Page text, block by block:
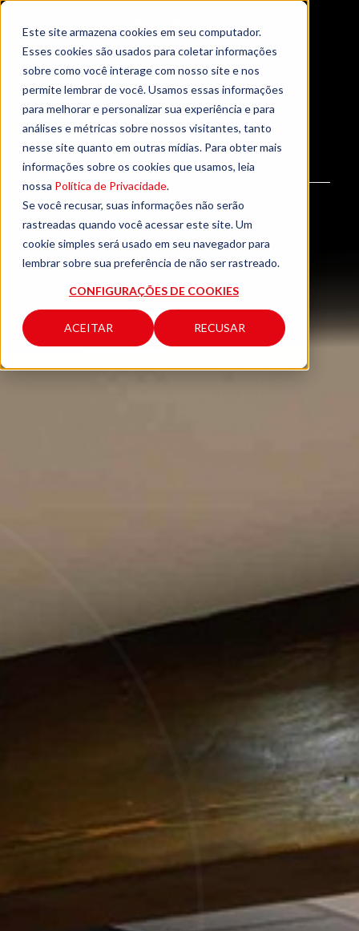
Este site armazena cookies em seu computador.
Esses cookies são usados para coletar informações
sobre como você interage com nosso site e nos
permite lembrar de você. Usamos essas informações
para melhorar e personalizar sua experiência e para
análises e métricas sobre nossos visitantes, tanto
nesse site quanto em outras mídias. Para obter mais
informações sobre os cookies que usamos, leia
nossa Política de Privacidade.
Se você recusar, suas informações não serão
rastreadas quando você acessar este site. Um
cookie simples será usado em seu navegador para
lembrar sobre sua preferência de não ser rastreado.
CONFIGURAÇÕES DE COOKIES
ACEITAR RECUSAR
Pequenas Superfícies
Soluções para lojas até 400 m2